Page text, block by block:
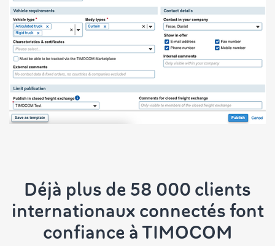
Déjà plus de 58 000 clients
internationaux connectés font
confiance à TIMOCOM